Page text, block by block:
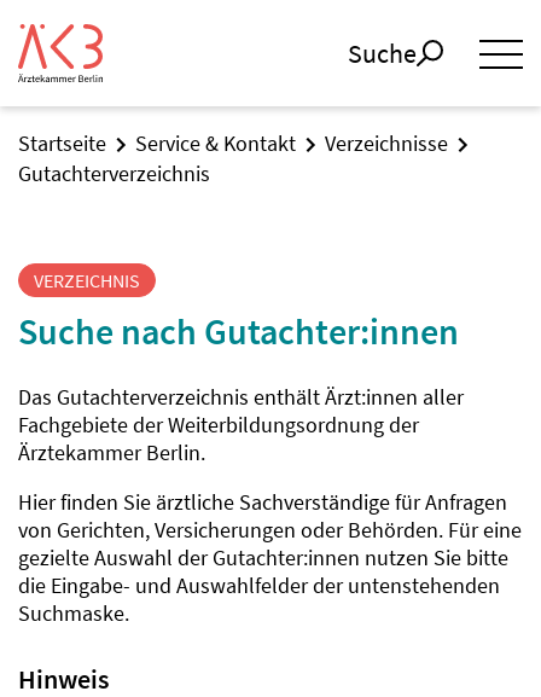
Suche
Startseite Service & Kontakt
Verzeichnisse
Gutachterverzeichnis
VERZEICHNIS
Suche nach Gutachter:innen
Das Gutachterverzeichnis enthält Ärzt:innen aller
Fachgebiete der Weiterbildungsordnung der
Ärztekammer Berlin.
Hier finden Sie ärztliche Sachverständige für Anfragen
von Gerichten, Versicherungen oder Behörden. Für eine
gezielte Auswahl der Gutachter:innen nutzen Sie bitte
die Eingabe- und Auswahlfelder der untenstehenden
Suchmaske.
Hinweis